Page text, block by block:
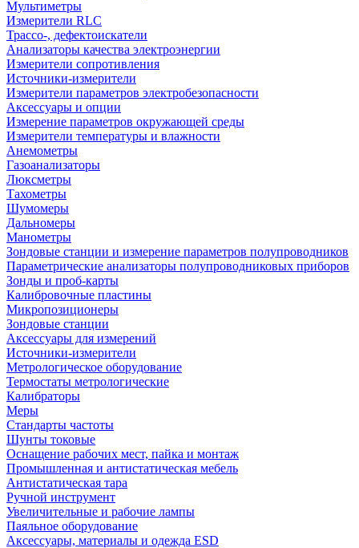
Мультиметры
Измерители RLC
Трассо-, дефектоискатели
Анализаторы качества электроэнергии
Измерители сопротивления
Источники-измерители
Измерители параметров электробезопасности
Аксессуары и опции
Измерение параметров окружающей среды
Измерители температуры и влажности
Анемометры
Газоанализаторы
Люксметры
Тахометры
Шумомеры
Дальномеры
Манометры
Зондовые станции и измерение параметров полупроводников
Параметрические анализаторы полупроводниковых приборов
Зонды и проб-карты
Калибровочные пластины
Микропозиционеры
Зондовые станции
Аксессуары для измерений
Источники-измерители
Метрологическое оборудование
Термостаты метрологические
Калибраторы
Меры
Стандарты частоты
Шунты токовые
Оснащение рабочих мест, пайка и монтаж
Промышленная и антистатическая мебель
Антистатическая тара
Ручной инструмент
Увеличительные и рабочие лампы
Паяльное оборудование
Аксессуары, материалы и одежда ESD